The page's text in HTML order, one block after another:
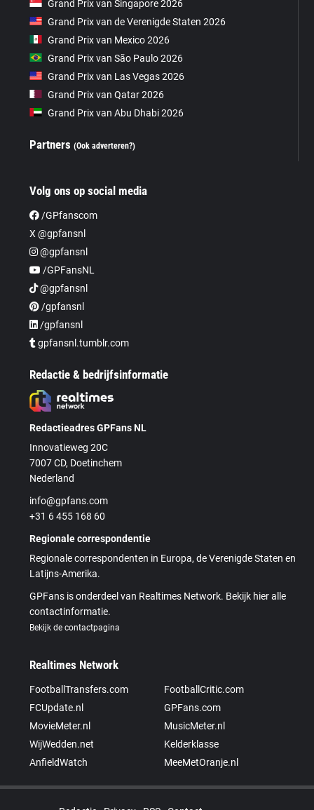
Grand Prix van Singapore 2026
Grand Prix van de Verenigde Staten 2026
Grand Prix van Mexico 2026
Grand Prix van São Paulo 2026
Grand Prix van Las Vegas 2026
Grand Prix van Qatar 2026
Grand Prix van Abu Dhabi 2026
Partners(Ook adverteren?)
Volg ons op social media
/GPfanscom
X @gpfansnl
@gpfansnl
/GPFansNL
@gpfansnl
/gpfansnl
/gpfansnl
gpfansnl.tumblr.com
Redactie & bedrijfsinformatie
Redactieadres GPFans NL
Innovatieweg 20C
7007 CD, Doetinchem
Nederland
info@gpfans.com
+31 6 455 168 60
Regionale correspondentie
Regionale correspondenten in Europa, de Verenigde Staten en
Latijns-Amerika.
GPFans is onderdeel van Realtimes Network. Bekijk hier alle
contactinformatie.
Bekijk de contactpagina
Realtimes Network
FootballTransfers.com
FootballCritic.com
FCUpdate.nl
GPFans.com
MovieMeter.nl
MusicMeter.nl
WijWedden.net
Kelderklasse
AnfieldWatch
MeeMetOranje.nl